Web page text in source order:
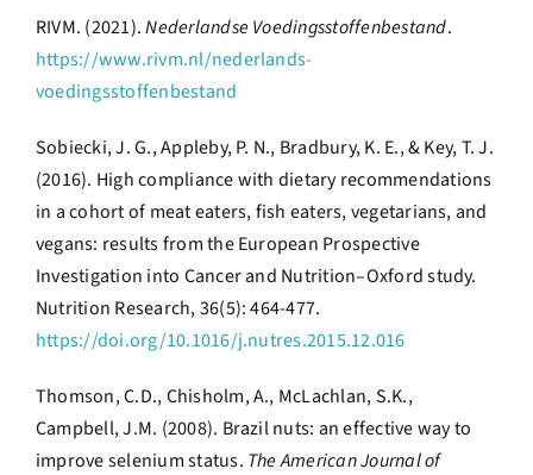
RIVM. (2021).Nederlandse Voedingsstoffenbestand.
https://www.rivm.nl/nederlands-
voedingsstoffenbestand
Sobiecki, J. G., Appleby, P. N., Bradbury, K. E., & Key, T. J.
(2016). High compliance with dietary recommendations
in a cohort of meat eaters, fish eaters, vegetarians, and
vegans: results from the European Prospective
Investigation into Cancer and Nutrition–Oxford study.
Nutrition Research, 36(5): 464-477.
https://doi.org/10.1016/j.nutres.2015.12.016
Thomson, C.D., Chisholm, A., McLachlan, S.K.,
Campbell, J.M. (2008). Brazil nuts: an effective way to
improve selenium status. The American Journal of